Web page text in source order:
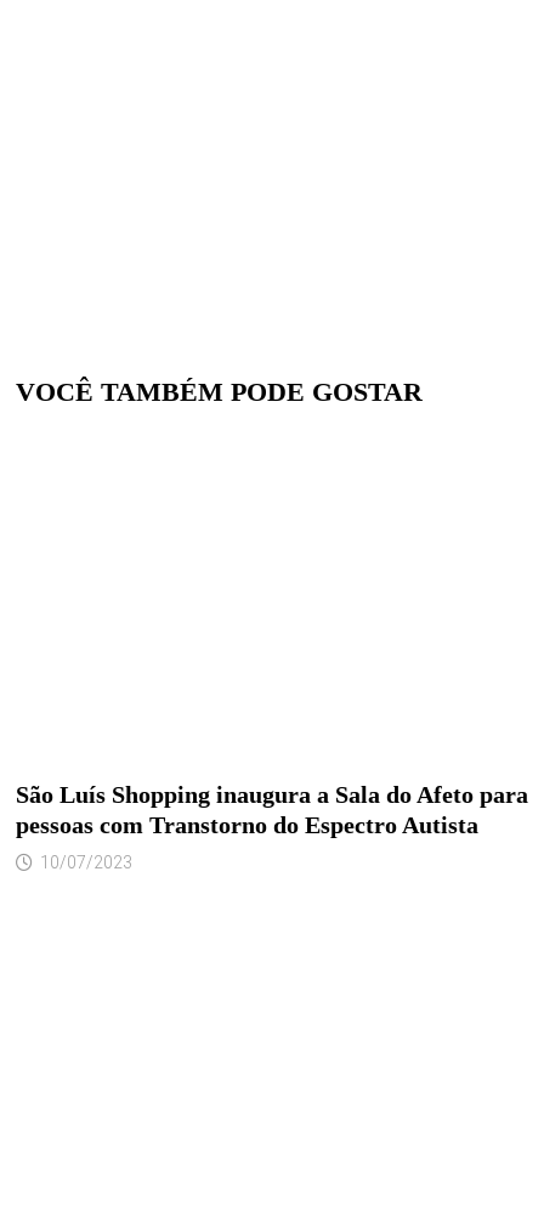
VOCÊ TAMBÉM PODE GOSTAR
São Luís Shopping inaugura a Sala do Afeto para
pessoas com Transtorno do Espectro Autista
10/07/2023